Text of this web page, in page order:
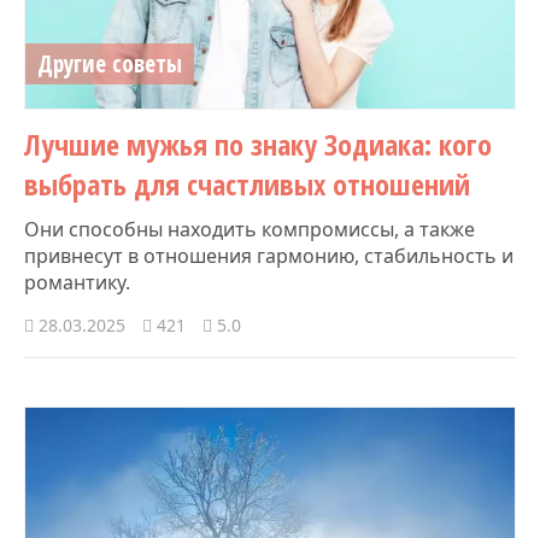
Другие советы
Лучшие мужья по знаку Зодиака: кого
выбрать для счастливых отношений
Они способны находить компромиссы, а также
привнесут в отношения гармонию, стабильность и
романтику.
28.03.2025 421 5.0